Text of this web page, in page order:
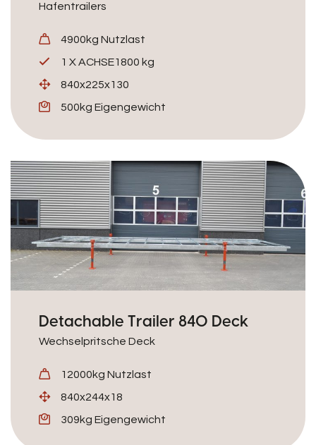
Hafentrailers
4900kg Nutzlast
1 X ACHSE1800 kg
840x225x130
500kg Eigengewicht
Detachable Trailer 840 Deck
Wechselpritsche Deck
12000kg Nutzlast
840x244x18
309kg Eigengewicht